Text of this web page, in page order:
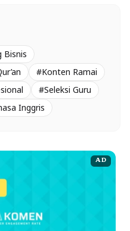
Bisnis
#Konten Ramai
#Seleksi Guru
Inggris
AD